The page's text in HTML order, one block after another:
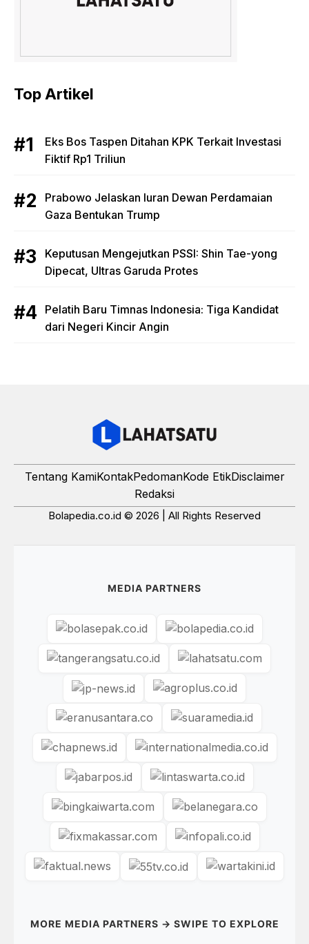
Top Artikel
Eks Bos Taspen Ditahan KPK Terkait Investasi
Fiktif Rp1 Triliun
Prabowo Jelaskan Iuran Dewan Perdamaian
Gaza Bentukan Trump
Keputusan Mengejutkan PSSI: Shin Tae-yong
Dipecat, Ultras Garuda Protes
Pelatih Baru Timnas Indonesia: Tiga Kandidat
dari Negeri Kincir Angin
Tentang KamiKontakPedomanKode EtikDisclaimer
Redaksi
Bolapedia.co.id © 2026 | All Rights Reserved
MEDIA PARTNERS
MORE MEDIA PARTNERS → SWIPE TO EXPLORE